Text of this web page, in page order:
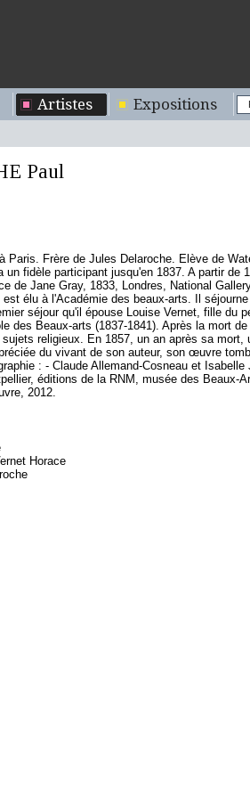
Artistes Expositions
Paul
Paris. Frère de Jules Delaroche. Elève de
un fidèle participant jusqu'en 1837. A partir
de Jane Gray, 1833, Londres, National
élu à l'Académie des beaux-arts. Il
séjour qu'il épouse Louise Vernet, fille du
des Beaux-arts (1837-1841). Après la mort
religieux. En 1857, un an après sa
du vivant de son auteur, son œuvre
: - Claude Allemand-Cosneau et
éditions de la RNM, musée des
2012.
Horace